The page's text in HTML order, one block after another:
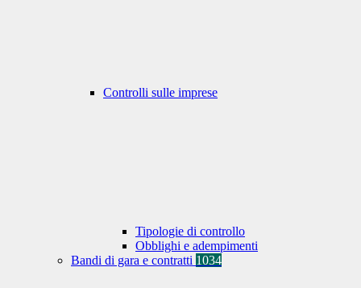
Controlli sulle imprese
Tipologie di controllo
Obblighi e adempimenti
Bandi di gara e contratti 1034